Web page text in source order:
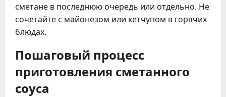
сметане в последнюю очередь или отдельно. Не
сочетайте с майонезом или кетчупом в горячих
блюдах.
Пошаговый процесс
приготовления сметанного
соуса